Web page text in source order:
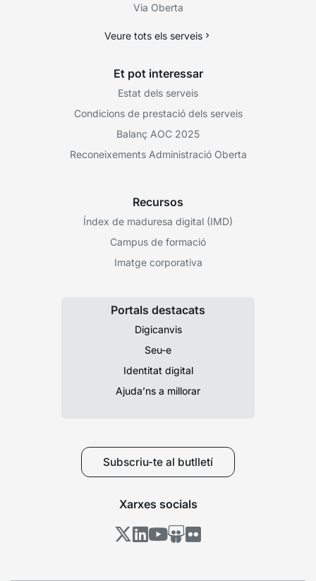
Via Oberta
Veure tots els serveis
Et pot interessar
Estat dels serveis
Condicions de prestació dels serveis
Balanç AOC 2025
Reconeixements Administració Oberta
Recursos
Índex de maduresa digital (IMD)
Campus de formació
Imatge corporativa
Portals destacats
Digicanvis
Seu-e
Identitat digital
Ajuda’ns a millorar
Subscriu-te al butlletí
Xarxes socials